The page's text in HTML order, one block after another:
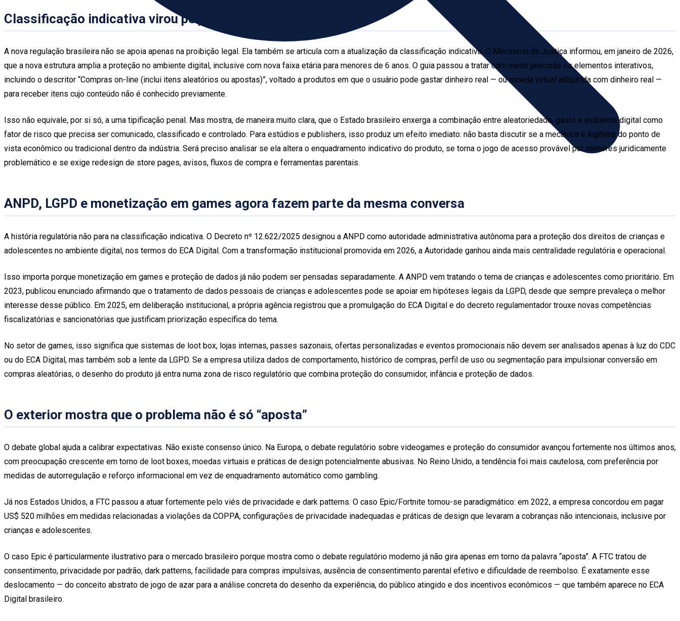
Classificação indicativa virou peça central do risco regulatório
A nova regulação brasileira não se apoia apenas na proibição legal. Ela também se articula com a atualização da classificação indicativa. O Ministério da Justiça informou, em janeiro de 2026,
que a nova estrutura amplia a proteção no ambiente digital, inclusive com nova faixa etária para menores de 6 anos. O guia passou a tratar com maior precisão os elementos interativos,
incluindo o descritor “Compras on-line (inclui itens aleatórios ou apostas)”, voltado a produtos em que o usuário pode gastar dinheiro real — ou moeda virtual adquirida com dinheiro real —
para receber itens cujo conteúdo não é conhecido previamente.
Isso não equivale, por si só, a uma tipificação penal. Mas mostra, de maneira muito clara, que o Estado brasileiro enxerga a combinação entre aleatoriedade, gasto e ambiente digital como
fator de risco que precisa ser comunicado, classificado e controlado. Para estúdios e publishers, isso produz um efeito imediato: não basta discutir se a mecânica é legítima do ponto de
vista econômico ou tradicional dentro da indústria. Será preciso analisar se ela altera o enquadramento indicativo do produto, se torna o jogo de acesso provável por menores juridicamente
problemático e se exige redesign de store pages, avisos, fluxos de compra e ferramentas parentais.
ANPD, LGPD e monetização em games agora fazem parte da mesma conversa
A história regulatória não para na classificação indicativa. O Decreto nº 12.622/2025 designou a ANPD como autoridade administrativa autônoma para a proteção dos direitos de crianças e
adolescentes no ambiente digital, nos termos do ECA Digital. Com a transformação institucional promovida em 2026, a Autoridade ganhou ainda mais centralidade regulatória e operacional.
Isso importa porque monetização em games e proteção de dados já não podem ser pensadas separadamente. A ANPD vem tratando o tema de crianças e adolescentes como prioritário. Em
2023, publicou enunciado afirmando que o tratamento de dados pessoais de crianças e adolescentes pode se apoiar em hipóteses legais da LGPD, desde que sempre prevaleça o melhor
interesse desse público. Em 2025, em deliberação institucional, a própria agência registrou que a promulgação do ECA Digital e do decreto regulamentador trouxe novas competências
fiscalizatórias e sancionatórias que justificam priorização específica do tema.
No setor de games, isso significa que sistemas de loot box, lojas internas, passes sazonais, ofertas personalizadas e eventos promocionais não devem ser analisados apenas à luz do CDC
ou do ECA Digital, mas também sob a lente da LGPD. Se a empresa utiliza dados de comportamento, histórico de compras, perfil de uso ou segmentação para impulsionar conversão em
compras aleatórias, o desenho do produto já entra numa zona de risco regulatório que combina proteção do consumidor, infância e proteção de dados.
O exterior mostra que o problema não é só “aposta”
O debate global ajuda a calibrar expectativas. Não existe consenso único. Na Europa, o debate regulatório sobre videogames e proteção do consumidor avançou fortemente nos últimos anos,
com preocupação crescente em torno de loot boxes, moedas virtuais e práticas de design potencialmente abusivas. No Reino Unido, a tendência foi mais cautelosa, com preferência por
medidas de autorregulação e reforço informacional em vez de enquadramento automático como gambling.
Já nos Estados Unidos, a FTC passou a atuar fortemente pelo viés de privacidade e dark patterns. O caso Epic/Fortnite tornou-se paradigmático: em 2022, a empresa concordou em pagar
US$ 520 milhões em medidas relacionadas a violações da COPPA, configurações de privacidade inadequadas e práticas de design que levaram a cobranças não intencionais, inclusive por
crianças e adolescentes.
O caso Epic é particularmente ilustrativo para o mercado brasileiro porque mostra como o debate regulatório moderno já não gira apenas em torno da palavra “aposta”. A FTC tratou de
consentimento, privacidade por padrão, dark patterns, facilidade para compras impulsivas, ausência de consentimento parental efetivo e dificuldade de reembolso. É exatamente esse
deslocamento — do conceito abstrato de jogo de azar para a análise concreta do desenho da experiência, do público atingido e dos incentivos econômicos — que também aparece no ECA
Digital brasileiro.